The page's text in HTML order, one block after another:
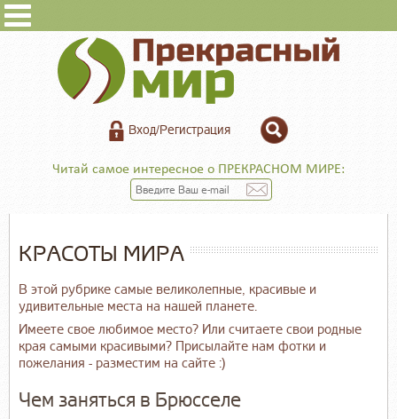
Вход/Регистрация
Читай самое интересное о ПРЕКРАСНОМ МИРЕ:
КРАСОТЫ МИРА
В этой рубрике самые великолепные, красивые и
удивительные места на нашей планете.
Имеете свое любимое место? Или считаете свои родные
края самыми красивыми? Присылайте нам фотки и
пожелания - разместим на сайте :)
Чем заняться в Брюсселе